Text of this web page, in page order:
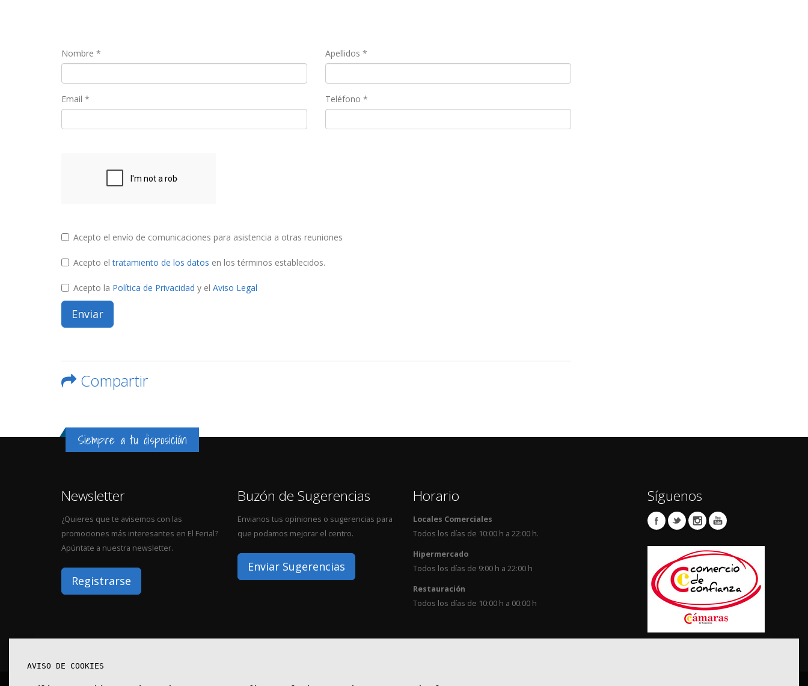
Nombre * Apellidos *
Email * Teléfono *
Acepto el envío de comunicaciones para asistencia a otras reuniones
Acepto eltratamiento de los datos en los términos establecidos.
Acepto la Política de Privacidad y el Aviso Legal
Compartir
Siempre a tu disposición
Newsletter
¿Quieres que te avisemos con las
promociones más interesantes en El Ferial?
Apúntate a nuestra newsletter.
Registrarse
Buzón de Sugerencias
Envianos tus opiniones o sugerencias para
que podamos mejorar el centro.
Enviar Sugerencias
Horario
Locales Comerciales
Todos los días de 10:00 h a 22:00 h.
Hipermercado
Todos los días de 9:00 h a 22:00 h
Restauración
Todos los días de 10:00 h a 00:00 h
Síguenos
AVISO DE COOKIES